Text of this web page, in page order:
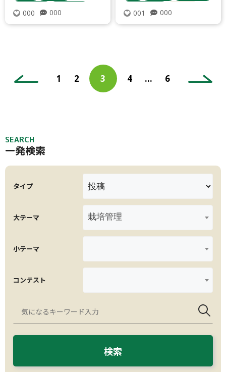
栽培方法
オクラ
000 000
栽培方法
001 000
稿
シ
ョ
ペ
1
ペ
2
ペ
3
ペ
4 …
ペ
6
SEARCH
一発検索
タイプ
大テーマ 栽培管理
小テーマ
コンテスト
検索